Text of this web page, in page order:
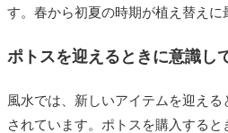
す。春から初夏の時期が植え替えに
ポトスを迎えるときに意識し
風水では、新しいアイテムを迎える
されています。ポトスを購入する